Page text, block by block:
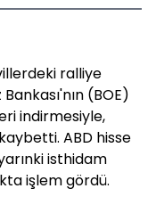
ralliye
(BOE)
indirmesiyle,
ABD hisse
isthidam
işlem gördü.